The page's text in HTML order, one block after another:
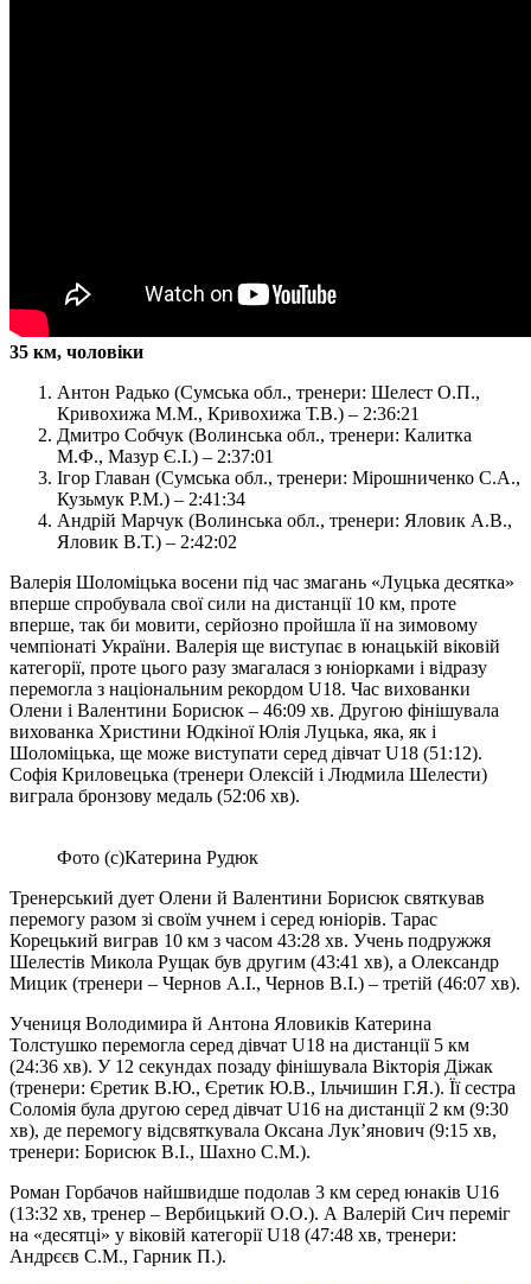
35 км, чоловіки
Антон Радько (Сумська обл., тренери: Шелест О.П.,
Кривохижа М.М., Кривохижа Т.В.) – 2:36:21
Дмитро Собчук (Волинська обл., тренери: Калитка
М.Ф., Мазур Є.І.) – 2:37:01
Ігор Главан (Сумська обл., тренери: Мірошниченко С.А.,
Кузьмук Р.М.) – 2:41:34
Андрій Марчук (Волинська обл., тренери: Яловик А.В.,
Яловик В.Т.) – 2:42:02
Валерія Шоломіцька восени під час змагань «Луцька десятка»
вперше спробувала свої сили на дистанції 10 км, проте
вперше, так би мовити, серйозно пройшла її на зимовому
чемпіонаті України. Валерія ще виступає в юнацькій віковій
категорії, проте цього разу змагалася з юніорками і відразу
перемогла з національним рекордом U18. Час вихованки
Олени і Валентини Борисюк – 46:09 хв. Другою фінішувала
вихованка Христини Юдкіної Юлія Луцька, яка, як і
Шоломіцька, ще може виступати серед дівчат U18 (51:12).
Софія Криловецька (тренери Олексій і Людмила Шелести)
виграла бронзову медаль (52:06 хв).
Фото (с)Катерина Рудюк
Тренерський дует Олени й Валентини Борисюк святкував
перемогу разом зі своїм учнем і серед юніорів. Тарас
Корецький виграв 10 км з часом 43:28 хв. Учень подружжя
Шелестів Микола Рущак був другим (43:41 хв), а Олександр
Мицик (тренери – Чернов А.І., Чернов В.І.) – третій (46:07 хв).
Учениця Володимира й Антона Яловиків Катерина
Толстушко перемогла серед дівчат U18 на дистанції 5 км
(24:36 хв). У 12 секундах позаду фінішувала Вікторія Діжак
(тренери: Єретик В.Ю., Єретик Ю.В., Ільчишин Г.Я.). Її сестра
Соломія була другою серед дівчат U16 на дистанції 2 км (9:30
хв), де перемогу відсвяткувала Оксана Лук’янович (9:15 хв,
тренери: Борисюк В.І., Шахно С.М.).
Роман Горбачов найшвидше подолав 3 км серед юнаків U16
(13:32 хв, тренер – Вербицький О.О.). А Валерій Сич переміг
на «десятці» у віковій категорії U18 (47:48 хв, тренери:
Андрєєв С.М., Гарник П.).